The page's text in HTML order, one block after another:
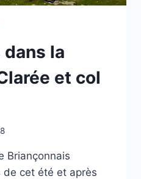
dans la
et col
Briançonnais
de cet été et après